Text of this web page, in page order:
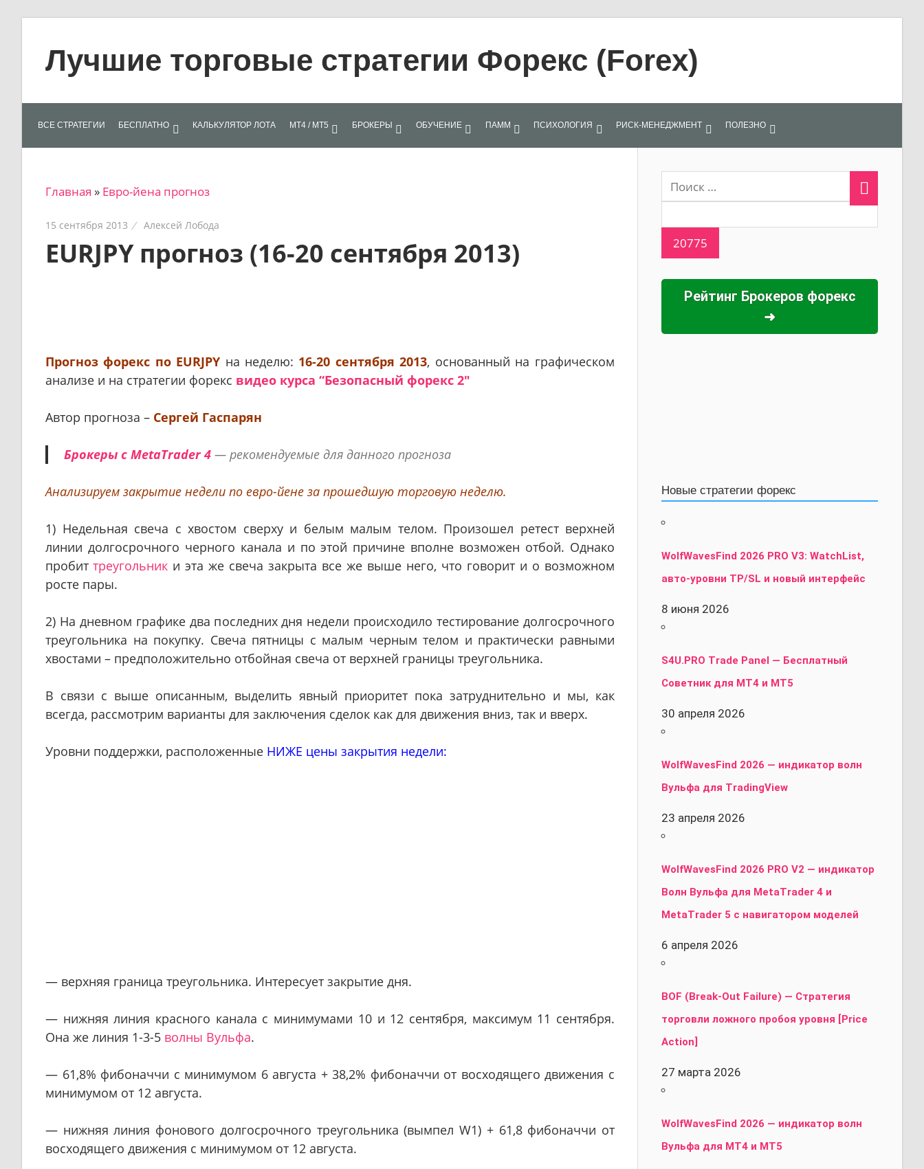
contentЛучшие торговые стратегии Форекс (Forex)
для
рынках:
сигналы,
новости…
ВСЕ СТРАТЕГИИ БЕСПЛАТНО КАЛЬКУЛЯТОР ЛОТА МТ4 / МТ5 БРОКЕРЫ ОБУЧЕНИЕ ПАММ ПСИХОЛОГИЯ РИСК-МЕНЕДЖМЕНТ ПОЛЕЗНО
Главная » Евро-йена прогноз
15 сентября 2013 Алексей Лобода
EURJPY прогноз (16-20 сентября 2013)
Прогноз форекс по EURJPY на неделю: 16-20 сентября 2013, основанный на графическом
анализе и на стратегии форекс видео курса “Безопасный форекс 2″
Автор прогноза – Сергей Гаспарян
Брокеры с MetaTrader 4— рекомендуемые для данного прогноза
Анализируем закрытие недели по евро-йене за прошедшую торговую неделю.
1) Недельная свеча с хвостом сверху и белым малым телом. Произошел ретест верхней
линии долгосрочного черного канала и по этой причине вполне возможен отбой. Однако
пробит треугольник и эта же свеча закрыта все же выше него, что говорит и о возможном
росте пары.
2) На дневном графике два последних дня недели происходило тестирование долгосрочного
треугольника на покупку. Свеча пятницы с малым черным телом и практически равными
хвостами – предположительно отбойная свеча от верхней границы треугольника.
В связи с выше описанным, выделить явный приоритет пока затруднительно и мы, как
всегда, рассмотрим варианты для заключения сделок как для движения вниз, так и вверх.
Уровни поддержки, расположенные НИЖЕ цены закрытия недели:
— верхняя граница треугольника. Интересует закрытие дня.
— нижняя линия красного канала с минимумами 10 и 12 сентября, максимум 11 сентября.
Она же линия 1-3-5 волны Вульфа.
— 61,8% фибоначчи с минимумом 6 августа + 38,2% фибоначчи от восходящего движения с
минимумом от 12 августа.
— нижняя линия фонового долгосрочного треугольника (вымпел W1) + 61,8 фибоначчи от
восходящего движения с минимумом от 12 августа.
Рейтинг Брокеров форекс
➜
Новые стратегии форекс
WolfWavesFind 2026 PRO V3: WatchList,
авто-уровни TP/SL и новый интерфейс
8 июня 2026
S4U.PRO Trade Panel — Бесплатный
Советник для MT4 и MT5
30 апреля 2026
WolfWavesFind 2026 — индикатор волн
Вульфа для TradingView
23 апреля 2026
WolfWavesFind 2026 PRO V2 — индикатор
Волн Вульфа для MetaTrader 4 и
MetaTrader 5 с навигатором моделей
6 апреля 2026
BOF (Break-Out Failure) — Стратегия
торговли ложного пробоя уровня [Price
Action]
27 марта 2026
WolfWavesFind 2026 — индикатор волн
Вульфа для MT4 и MT5